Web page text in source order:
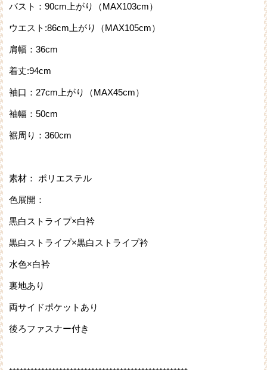
バスト：90cm上がり（MAX103cm）
ウエスト:86cm上がり（MAX105cm）
肩幅：36cm
着丈:94cm
袖口：27cm上がり（MAX45cm）
袖幅：50cm
裾周り：360cm
素材： ポリエステル
色展開：
黒白ストライプ×白衿
黒白ストライプ×黒白ストライプ衿
水色×白衿
裏地あり
両サイドポケットあり
後ろファスナー付き